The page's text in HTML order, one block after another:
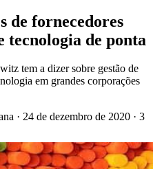
de fornecedores
tecnologia de ponta
tem a dizer sobre gestão de
em grandes corporações
· 24 de dezembro de 2020 · 3